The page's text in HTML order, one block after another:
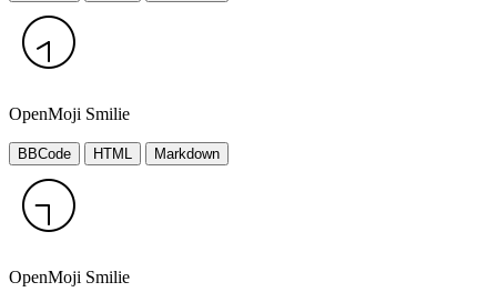
OpenMoji Smilie
BBCode HTML Markdown
OpenMoji Smilie